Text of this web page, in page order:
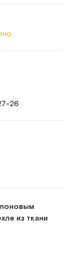
из ткани